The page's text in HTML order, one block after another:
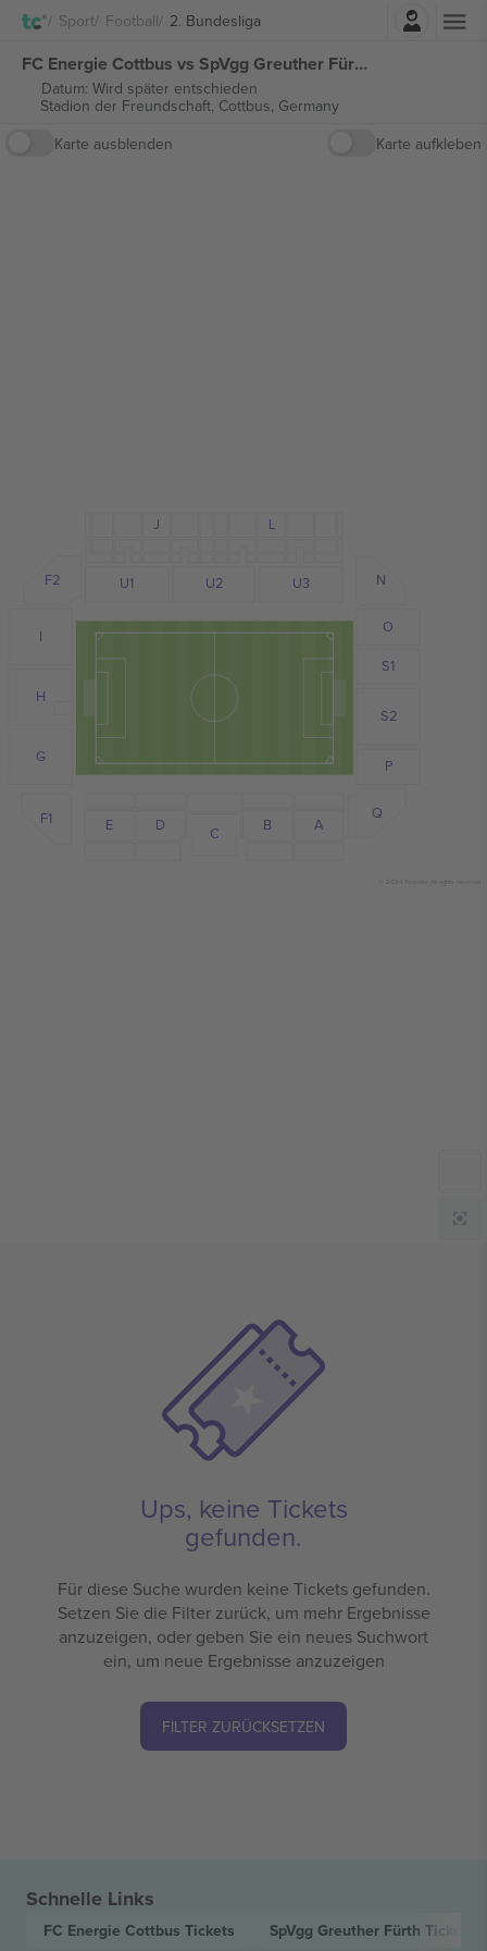
Sport Football 2. Bundesliga
FC Energie Cottbus vs SpVgg Greuther Fürth 2. Bundesliga tickets
Datum: Wird später entschieden
Stadion der Freundschaft, Cottbus, Germany
Karte ausblenden
Karte aufkleben
A
B
C
D
E
U1 U2 U3
Q
P
S2
S1
O
F1
G
H
I
F2 N
J L
© 2024 Ticombo. All rights reserved
Ups, keine Tickets
gefunden.
Für diese Suche wurden keine Tickets gefunden.
Setzen Sie die Filter zurück, um mehr Ergebnisse
anzuzeigen, oder geben Sie ein neues Suchwort
ein, um neue Ergebnisse anzuzeigen
FILTER ZURÜCKSETZEN
Schnelle Links
FC Energie Cottbus Tickets SpVgg Greuther Fürth Tickets